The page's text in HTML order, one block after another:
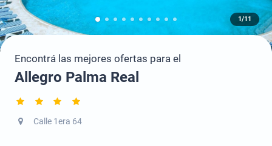
1/11
Encontrá las mejores ofertas para el
Allegro Palma Real
Calle 1era 64